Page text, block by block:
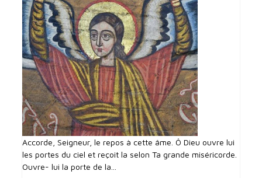
Accorde, Seigneur, le repos à cette âme. Ô Dieu ouvre lui
les portes du ciel et reçoit la selon Ta grande miséricorde.
Ouvre- lui la porte de la...